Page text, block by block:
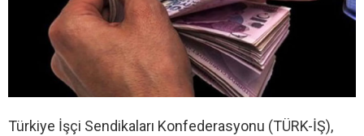
Türkiye İşçi Sendikaları Konfederasyonu (TÜRK-İŞ),